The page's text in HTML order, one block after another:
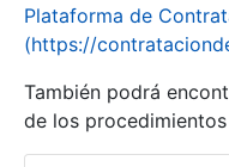
Plataforma de
(https://
También podrá
de los